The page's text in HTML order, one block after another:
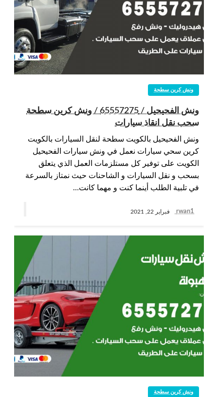
ونش كرين سطحة
ونش الفحيحيل / 65557275 / ونش كرين سطحة
سحب نقل انقاذ سيارات
ونش الفحيحيل بالكويت سطحة لنقل السيارات بالكويت
كرين سحي سيارات نعمل في ونش سيارات الفحيحيل
الكويت على توفير كل مستلزمات العمل الذي يتعلق
بسحب و نقل السيارات و الشاحنات حيث نمتاز بالسرعة
في تلبية الطلب أينما كنت و مهما كانت…
rwan1 فبراير 22, 2021
ونش كرين سطحة